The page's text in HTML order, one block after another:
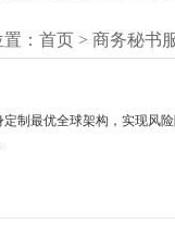
： 首页 > 商务秘书
制最优全球架构，实现风